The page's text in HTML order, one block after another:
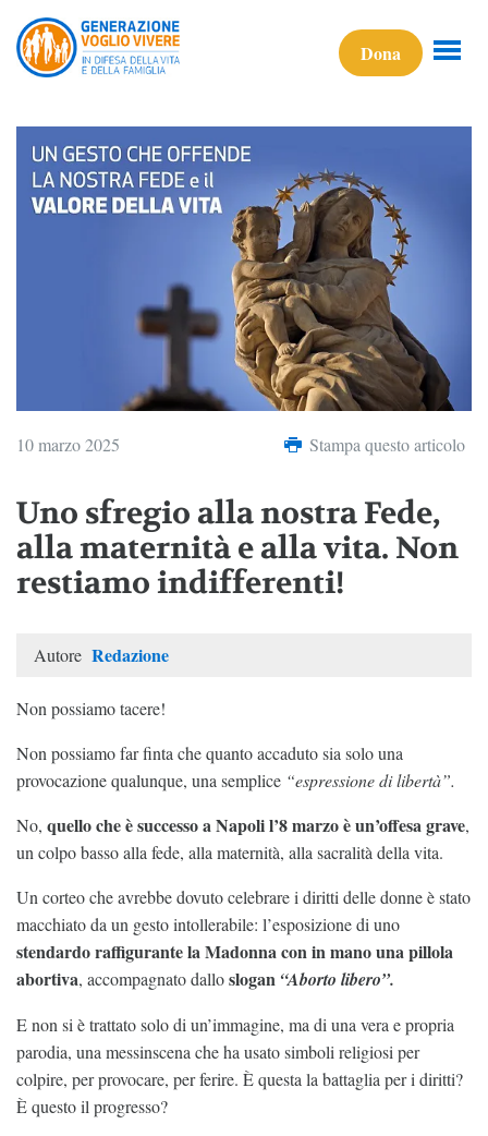
Dona
10 marzo 2025 Stampa questo articolo
Uno sfregio alla nostra Fede,
alla maternità e alla vita. Non
restiamo indifferenti!
Autore Redazione
Non possiamo tacere!
Non possiamo far finta che quanto accaduto sia solo una
provocazione qualunque, una semplice “espressione di libertà”.
No, quello che è successo a Napoli l’8 marzo è un’offesa grave,
un colpo basso alla fede, alla maternità, alla sacralità della vita.
Un corteo che avrebbe dovuto celebrare i diritti delle donne è stato
macchiato da un gesto intollerabile: l’esposizione di uno
stendardo raffigurante la Madonna con in mano una pillola
abortiva, accompagnato dalloslogan “Aborto libero”.
E non si è trattato solo di un’immagine, ma di una vera e propria
parodia, una messinscena che ha usato simboli religiosi per
colpire, per provocare, per ferire. È questa la battaglia per i diritti?
È questo il progresso?